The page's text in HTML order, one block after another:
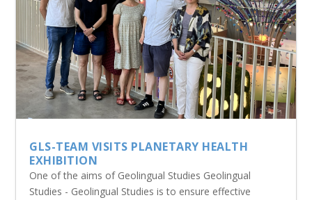
GLS-TEAM VISITS PLANETARY HEALTH
EXHIBITION
One of the aims of Geolingual Studies Geolingual
Studies - Geolingual Studies is to ensure effective